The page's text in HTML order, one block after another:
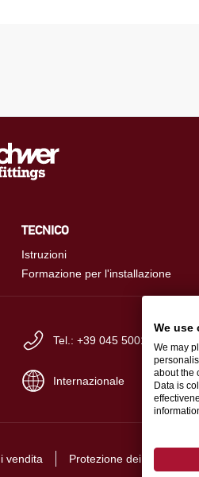
TECNICO
Istruzioni
Formazione per l'installazione
Tel.: +39 045 500109
Internazionale
vendita Protezione dei dati
We use
We may
about the
Data is